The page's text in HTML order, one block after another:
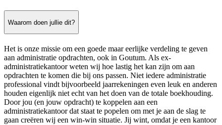
Waarom doen jullie dit?
Het is onze missie om een goede maar eerlijke verdeling te geven
aan administratie opdrachten, ook in Goutum. Als ex-
administratiekantoor weten wij hoe lastig het kan zijn om aan
opdrachten te komen die bij ons passen. Niet iedere administratie
professional vindt bijvoorbeeld jaarrekeningen even leuk en anderen
houden eigenlijk niet echt van het doen van de totale boekhouding.
Door jou (en jouw opdracht) te koppelen aan een
administratiekantoor dat staat te popelen om met je aan de slag te
gaan creëren wij een win-win situatie. Jij wint, omdat je een kantoor